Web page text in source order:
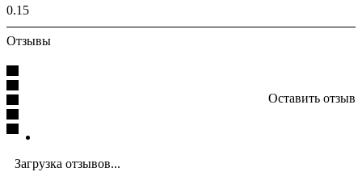
0.15
Отзывы
Оставить отзыв
Загрузка отзывов...